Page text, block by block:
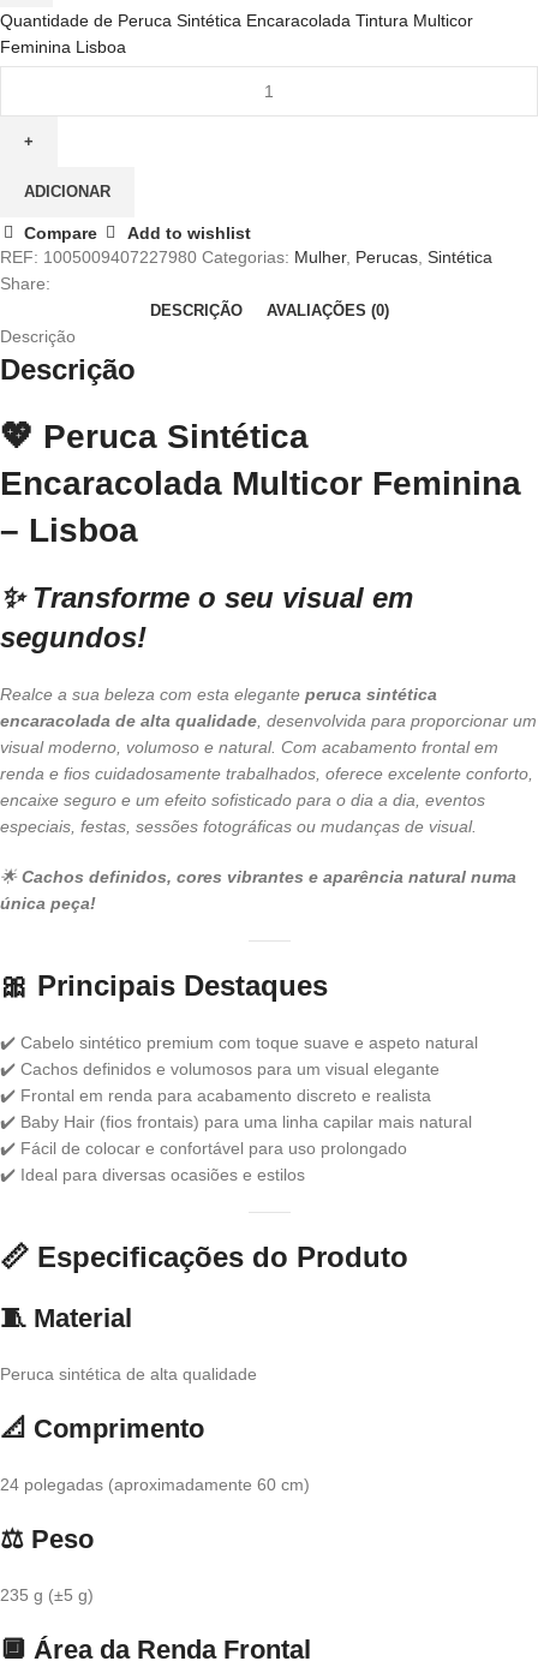
Quantidade de Peruca Sintética Encaracolada Tintura Multicor
Feminina Lisboa
ADICIONAR
Compare
Add to wishlist
REF: 1005009407227980 Categorias: Mulher, Perucas, Sintética
Share:
DESCRIÇÃO AVALIAÇÕES (0)
Descrição
Descrição
💖 Peruca Sintética
Encaracolada Multicor Feminina
– Lisboa
✨ Transforme o seu visual em
segundos!
Realce a sua beleza com esta elegante peruca sintética
encaracolada de alta qualidade, desenvolvida para proporcionar um
visual moderno, volumoso e natural. Com acabamento frontal em
renda e fios cuidadosamente trabalhados, oferece excelente conforto,
encaixe seguro e um efeito sofisticado para o dia a dia, eventos
especiais, festas, sessões fotográficas ou mudanças de visual.
🌟Cachos definidos, cores vibrantes e aparência natural numa
única peça!
🎀 Principais Destaques
✔️ Cabelo sintético premium com toque suave e aspeto natural
✔️ Cachos definidos e volumosos para um visual elegante
✔️ Frontal em renda para acabamento discreto e realista
✔️ Baby Hair (fios frontais) para uma linha capilar mais natural
✔️ Fácil de colocar e confortável para uso prolongado
✔️ Ideal para diversas ocasiões e estilos
📏 Especificações do Produto
🧵 Material
Peruca sintética de alta qualidade
📐 Comprimento
24 polegadas (aproximadamente 60 cm)
⚖️ Peso
235 g (±5 g)
🔲 Área da Renda Frontal